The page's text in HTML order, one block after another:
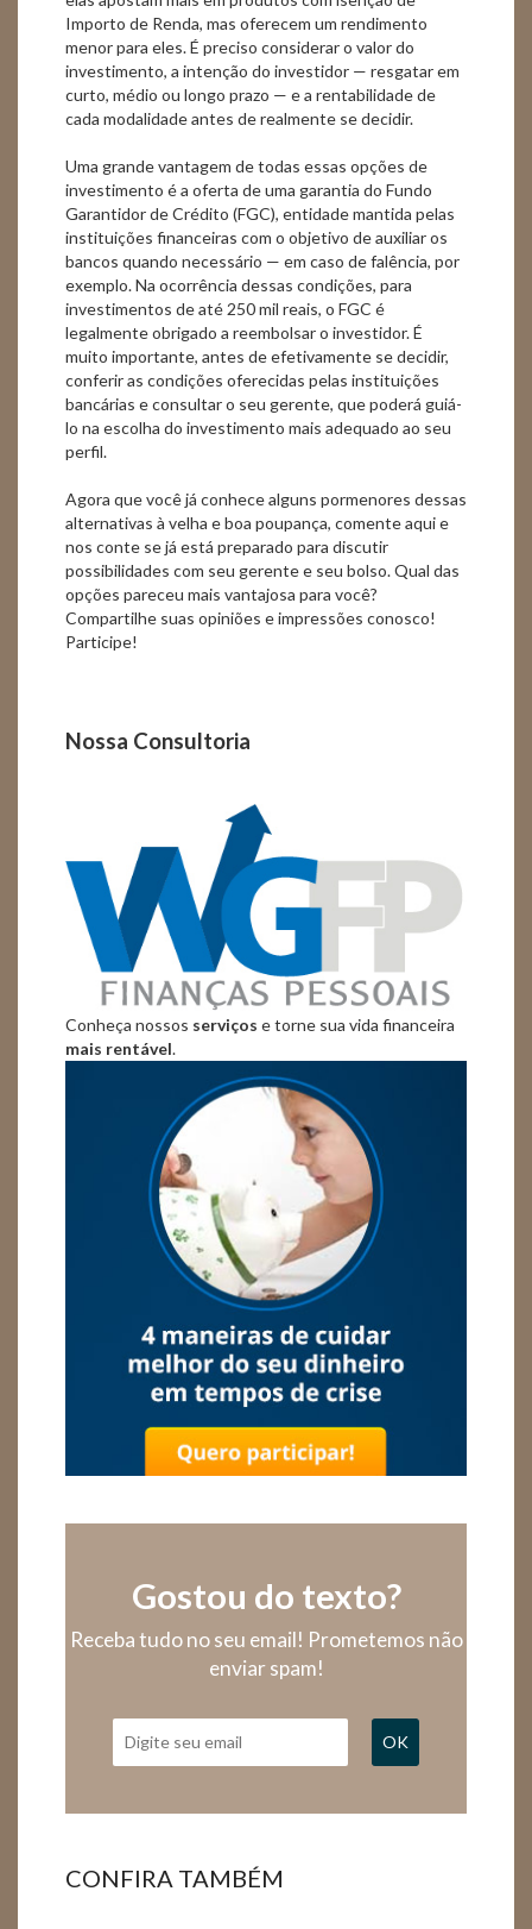
Importo de Renda, mas oferecem um rendimento
menor para eles. É preciso considerar o valor do
investimento, a intenção do investidor — resgatar em
curto, médio ou longo prazo — e a rentabilidade de
cada modalidade antes de realmente se decidir.
Uma grande vantagem de todas essas opções de
investimento é a oferta de uma garantia do Fundo
Garantidor de Crédito (FGC), entidade mantida pelas
instituições financeiras com o objetivo de auxiliar os
bancos quando necessário — em caso de falência, por
exemplo. Na ocorrência dessas condições, para
investimentos de até 250 mil reais, o FGC é
legalmente obrigado a reembolsar o investidor. É
muito importante, antes de efetivamente se decidir,
conferir as condições oferecidas pelas instituições
bancárias e consultar o seu gerente, que poderá guiá-
lo na escolha do investimento mais adequado ao seu
perfil.
Agora que você já conhece alguns pormenores dessas
alternativas à velha e boa poupança, comente aqui e
nos conte se já está preparado para discutir
possibilidades com seu gerente e seu bolso. Qual das
opções pareceu mais vantajosa para você?
Compartilhe suas opiniões e impressões conosco!
Participe!
Nossa Consultoria
Conheça nossos serviços e torne sua vida financeira
mais rentável.
Gostou do texto?
Receba tudo no seu email! Prometemos não
enviar spam!
OK
CONFIRA TAMBÉM